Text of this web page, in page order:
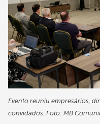
Evento reuniu empresários,
convidados. Foto: MB